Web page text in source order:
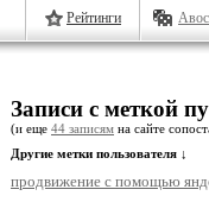
Рейтинги
Записи с меткой
(и еще 44 записям на сайте
Другие метки пользователя ↓
продвижение с помощью